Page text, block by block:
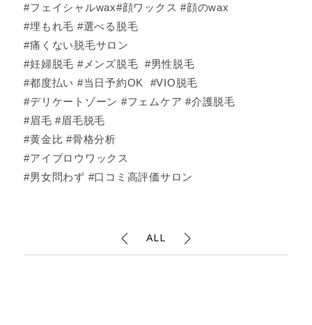
#フェイシャルwax#顔ワックス #顔のwax
#埋もれ毛 #選べる脱毛
#痛くない脱毛サロン
#妊婦脱毛 #メンズ脱毛 #男性脱毛
#都度払い #当日予約OK #VIO脱毛
#デリケートゾーン #フェムケア #介護脱毛
#眉毛 #眉毛脱毛
#黄金比 #骨格分析
#アイブロウワックス
#男女問わず #口コミ高評価サロン
ALL